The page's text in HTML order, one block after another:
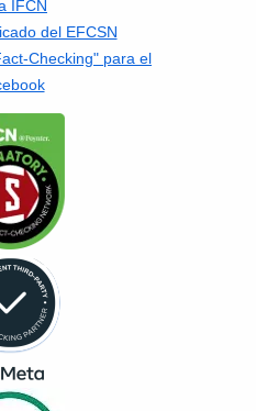
IFCN
del EFCSN
Checking" para el